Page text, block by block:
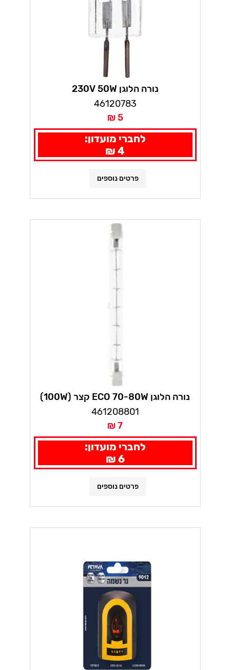
נורה הלוגן 230V 50W
46120783
5 ₪
לחברי מועדון:
4 ₪
פרטים נוספים
נורה הלוגן ECO 70-80W קצר (100W)
461208801
7 ₪
לחברי מועדון:
6 ₪
פרטים נוספים